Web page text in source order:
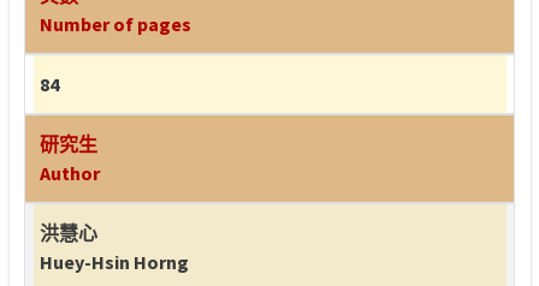
Number of pages
84
研究生
Author
洪慧心
Huey-Hsin Horng